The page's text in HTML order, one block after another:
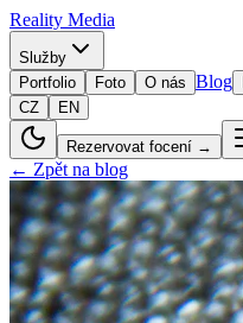
Reality Media
Služby
Portfolio
Foto O nás Blog
CZ
EN
Rezervovat focení →
← Zpět na blog